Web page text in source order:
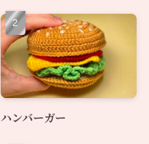
ハンバーガー